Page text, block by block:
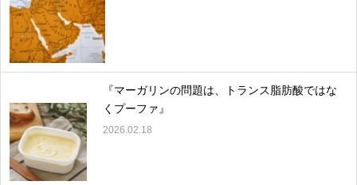
『マーガリンの問題は、トランス脂肪酸ではな
くプーファ』
2026.02.18